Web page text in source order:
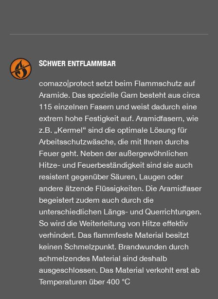
SCHWER ENTFLAMMBAR
comazo|protect setzt beim Flammschutz auf
Aramide. Das spezielle Garn besteht aus circa
115 einzelnen Fasern und weist dadurch eine
extrem hohe Festigkeit auf. Aramidfasern, wie
z.B. „Kermel“ sind die optimale Lösung für
Arbeitsschutzwäsche, die mit Ihnen durchs
Feuer geht. Neben der außergewöhnlichen
Hitze- und Feuerbeständigkeit sind sie auch
resistent gegenüber Säuren, Laugen oder
andere ätzende Flüssigkeiten. Die Aramidfaser
begeistert zudem auch durch die
unterschiedlichen Längs- und Querrichtungen.
So wird die Weiterleitung von Hitze effektiv
verhindert. Das flammfeste Material besitzt
keinen Schmelzpunkt. Brandwunden durch
schmelzendes Material sind deshalb
ausgeschlossen. Das Material verkohlt erst ab
Temperaturen über 400 °C